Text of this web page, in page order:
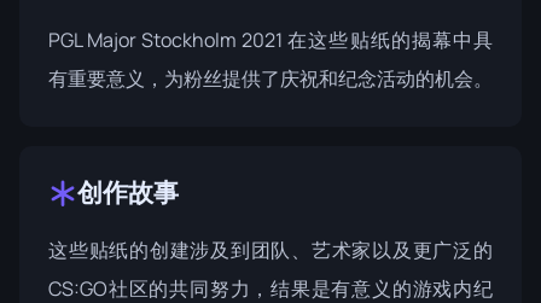
PGL Major Stockholm 2021 在这些贴纸的揭幕中具
有重要意义，为粉丝提供了庆祝和纪念活动的机会。
创作故事
这些贴纸的创建涉及到团队、艺术家以及更广泛的
CS:GO社区的共同努力，结果是有意义的游戏内纪